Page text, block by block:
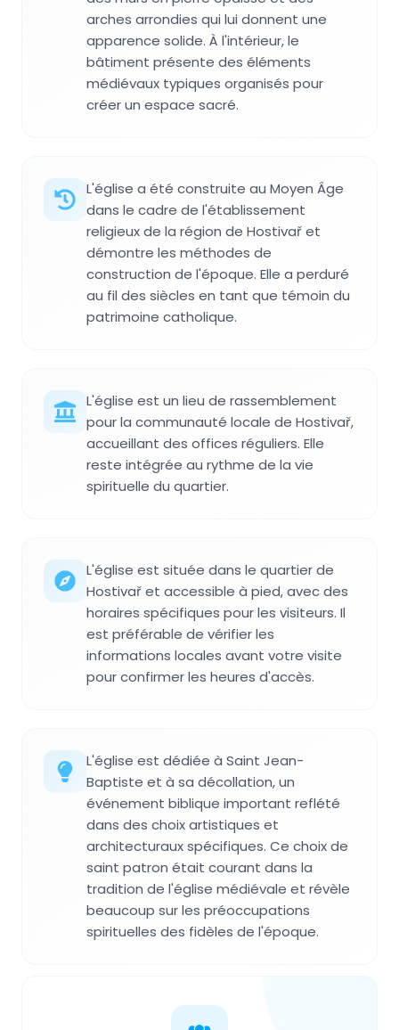
arches arrondies qui lui donnent une
apparence solide. À l'intérieur, le
bâtiment présente des éléments
médiévaux typiques organisés pour
créer un espace sacré.
L'église a été construite au Moyen Âge
dans le cadre de l'établissement
religieux de la région de Hostivař et
démontre les méthodes de
construction de l'époque. Elle a perduré
au fil des siècles en tant que témoin du
patrimoine catholique.
L'église est un lieu de rassemblement
pour la communauté locale de Hostivař,
accueillant des offices réguliers. Elle
reste intégrée au rythme de la vie
spirituelle du quartier.
L'église est située dans le quartier de
Hostivař et accessible à pied, avec des
horaires spécifiques pour les visiteurs. Il
est préférable de vérifier les
informations locales avant votre visite
pour confirmer les heures d'accès.
L'église est dédiée à Saint Jean-
Baptiste et à sa décollation, un
événement biblique important reflété
dans des choix artistiques et
architecturaux spécifiques. Ce choix de
saint patron était courant dans la
tradition de l'église médiévale et révèle
beaucoup sur les préoccupations
spirituelles des fidèles de l'époque.